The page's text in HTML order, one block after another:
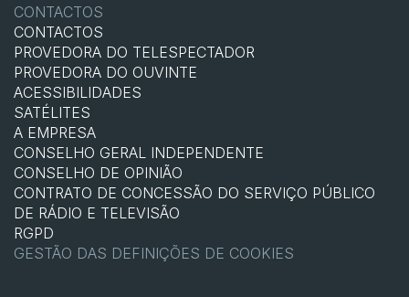
CONTACTOS
CONTACTOS
PROVEDORA DO TELESPECTADOR
PROVEDORA DO OUVINTE
ACESSIBILIDADES
SATÉLITES
A EMPRESA
CONSELHO GERAL INDEPENDENTE
CONSELHO DE OPINIÃO
CONTRATO DE CONCESSÃO DO SERVIÇO PÚBLICO
DE RÁDIO E TELEVISÃO
RGPD
GESTÃO DAS DEFINIÇÕES DE COOKIES